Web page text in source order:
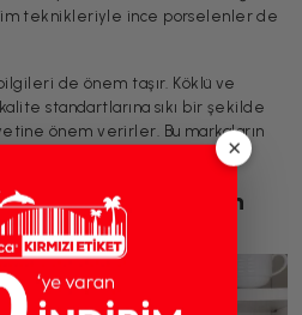
teknikleriyle ince porselenler de
de önem taşır. Köklü ve
standartlarına sıkı bir şekilde
önem verirler. Bu markaların
ve garanti kapsamında satılır.
İçin Porselen
×